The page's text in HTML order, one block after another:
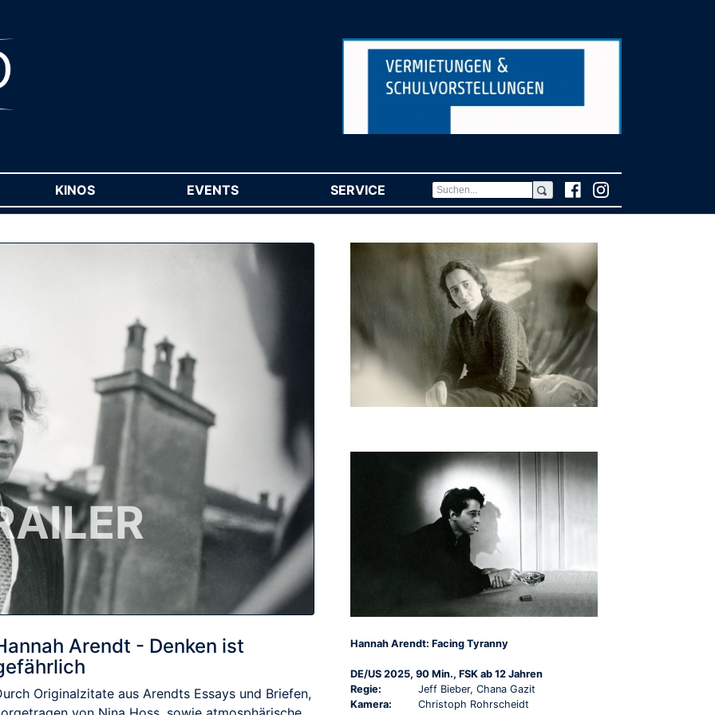
KINOS EVENTS SERVICE (CURRENT)
Arendt - Denken ist
Originalzitate aus Arendts Essays und Briefen,
Hannah Arendt: Facing Tyranny
DE/US 2025, 90 Min., FSK ab 12 Jahren
Regie:
Jeff Bieber, Chana Gazit
Kamera:
Christoph Rohrscheidt